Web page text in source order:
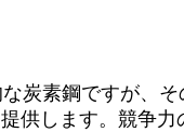
炭素鋼ですが、
供します。競争